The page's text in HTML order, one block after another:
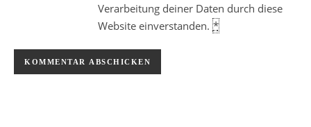
Verarbeitung deiner Daten durch diese
Website einverstanden. *